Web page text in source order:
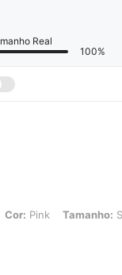
Real
100%
Tamanho: S
Cor: Pink Tamanho: S